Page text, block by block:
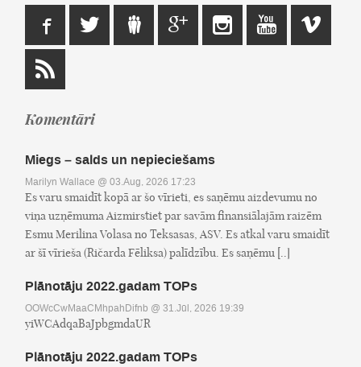
Komentāri
Miegs – salds un nepieciešams
Marilyn Wallace @ 03.Aug, 2026 17:23
Es varu smaidīt kopā ar šo vīrieti, es saņēmu aizdevumu no
viņa uzņēmuma Aizmirstiet par savām finansiālajām raizēm
Esmu Merilina Volasa no Teksasas, ASV. Es atkal varu smaidīt
ar šī vīrieša (Ričarda Fēliksa) palīdzību. Es saņēmu [..]
Plānotāju 2022.gadam TOPs
OOWcCwMaaCMhpahDifnb @ 31.Jūl, 2026 19:39
yiWCAdqaBaJpbgmdaUR
Plānotāju 2022.gadam TOPs